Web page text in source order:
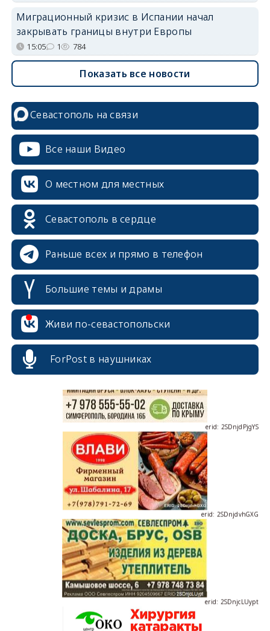
Миграционный кризис в Испании начал
закрывать границы внутри Европы
15:05 1 784
Показать все новости
Севастополь на связи
Все наши Видео
О местном для местных
Севастополь в сердце
Раньше всех и прямо в телефон
Большие темы и драмы
Живи по-севастопольски
ForPost в наушниках
erid: 2SDnjcrDNw6
erid: 2SDnjdPjgYS
erid: 2SDnjdvhGXG